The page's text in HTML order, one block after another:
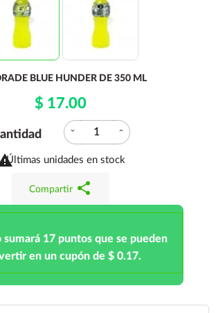
BLUE HUNDER DE 350 ML
$ 17.00
expand_more expand_less
Últimas unidades en stock
Compartir share
sumará 17 puntos que se pueden
en un cupón de $ 0.17.